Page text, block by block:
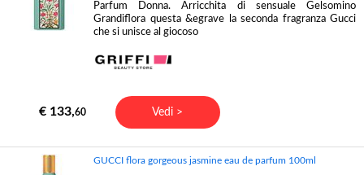
Parfum Donna. Arricchita di sensuale Gelsomino
Grandiflora questa &egrave la seconda fragranza Gucci
che si unisce al giocoso
€ 133,60 Vedi >
GUCCI flora gorgeous jasmine eau de parfum 100ml